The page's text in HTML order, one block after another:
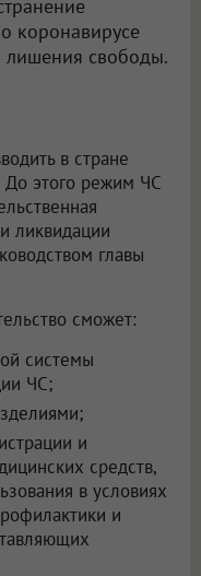
коронавирусе
лишения свободы.
в стране
До этого режим ЧС
ликвидации
главы
сможет:
системы
ЧС;
и
средств,
в условиях
и